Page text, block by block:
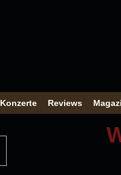
Konzerte Reviews